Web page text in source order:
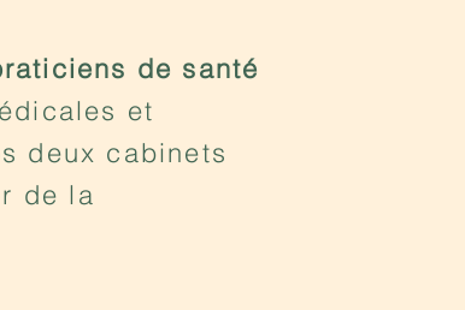
de santé
et
deux cabinets
de la